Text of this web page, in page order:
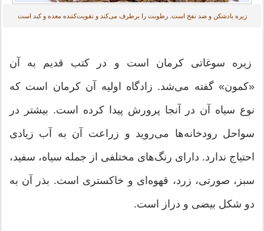
زیره بادشکن و ضد نفخ است. رطوبت را برطرف می‌کند و تقویت‌کننده معده و کبد است
زیره سوغاتی کرمان است و در کتب قدیم به آن
«کمون» گفته می‌شد. زادگاه اولیه آن کرمان است که
نوع سیاه آن در آنجا پرورش پیدا کرده است. بیشتر در
سواحل رودخانه‌ها می‌روید و زراعت آن به آب زیادی
احتیاج ندارد. دارای رنگ‌های مختلفی از جمله سیاه، سفید،
سبز، صورتی، زرد، قهوه‌ای و خاکستری است. بذر آن به
دو شکل بیضی و دراز است.